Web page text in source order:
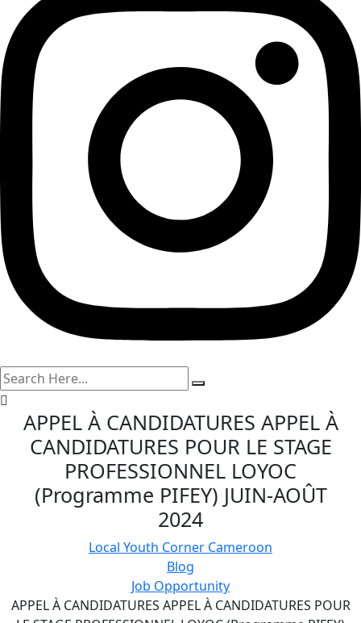
search
here
APPEL À CANDIDATURES APPEL À
CANDIDATURES POUR LE STAGE
PROFESSIONNEL LOYOC
(Programme PIFEY) JUIN-AOÛT
2024
Local Youth Corner Cameroon
Blog
Job Opportunity
APPEL À CANDIDATURES APPEL À CANDIDATURES POUR